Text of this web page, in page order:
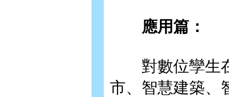
應用篇：
對數位孿生在
市、智慧建築、